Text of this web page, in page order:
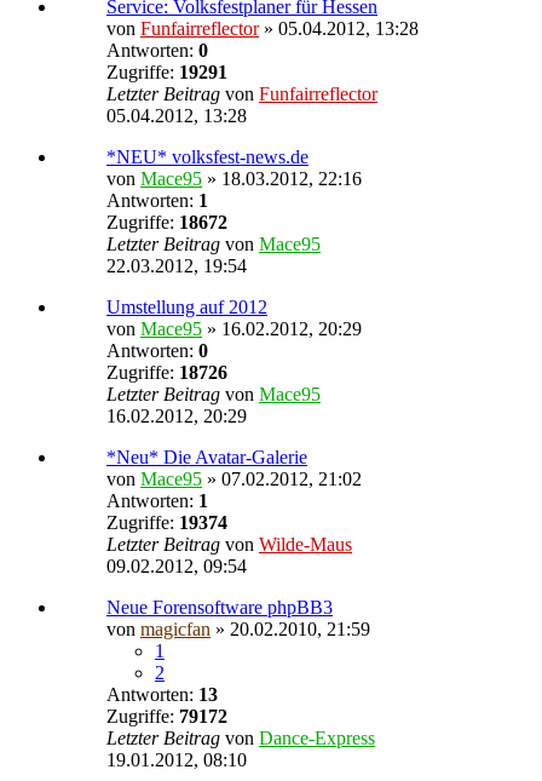
Service: Volksfestplaner für Hessen
von Funfairreflector» 05.04.2012, 13:28
Antworten: 0
Zugriffe: 19291
Letzter Beitrag von Funfairreflector
05.04.2012, 13:28
*NEU* volksfest-news.de
von Mace95 » 18.03.2012, 22:16
Antworten: 1
Zugriffe: 18672
Letzter Beitrag von Mace95
22.03.2012, 19:54
Umstellung auf 2012
von Mace95 » 16.02.2012, 20:29
Antworten: 0
Zugriffe: 18726
Letzter Beitrag von Mace95
16.02.2012, 20:29
*Neu* Die Avatar-Galerie
von Mace95 » 07.02.2012, 21:02
Antworten: 1
Zugriffe: 19374
Letzter Beitrag von Wilde-Maus
09.02.2012, 09:54
Neue Forensoftware phpBB3
von magicfan » 20.02.2010, 21:59
1
2
Antworten: 13
Zugriffe: 79172
Letzter Beitrag von Dance-Express
19.01.2012, 08:10